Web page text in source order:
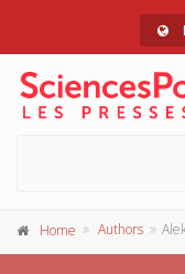
Home Authors